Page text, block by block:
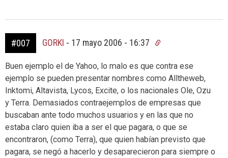
#007 GORKI - 17 mayo 2006 - 16:37
Buen ejemplo el de Yahoo, lo malo es que contra ese
ejemplo se pueden presentar nombres como Alltheweb,
Inktomi, Altavista, Lycos, Excite, o los nacionales Ole, Ozu
y Terra. Demasiados contraejemplos de empresas que
buscaban ante todo muchos usuarios y en las que no
estaba claro quien iba a ser el que pagara, o que se
encontraron, (como Terra), que quien habían previsto que
pagara, se negó a hacerlo y desaparecieron para siempre o